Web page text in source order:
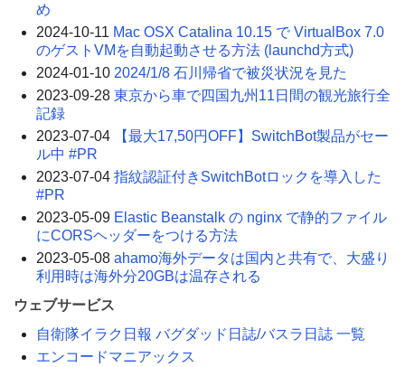
め
2024-10-11 Mac OSX Catalina 10.15 で VirtualBox 7.0
のゲストVMを自動起動させる方法 (launchd方式)
2024-01-10 2024/1/8 石川帰省で被災状況を見た
2023-09-28 東京から車で四国九州11日間の観光旅行全
記録
2023-07-04
【最大17,50円OFF】SwitchBot製品がセー
ル中 #PR
2023-07-04 指紋認証付きSwitchBotロックを導入した
#PR
2023-05-09 Elastic Beanstalk の nginx で静的ファイル
にCORSヘッダーをつける方法
2023-05-08 ahamo海外データは国内と共有で、大盛り
利用時は海外分20GBは温存される
ウェブサービス
自衛隊イラク日報 バグダッド日誌/バスラ日誌 一覧
エンコードマニアックス